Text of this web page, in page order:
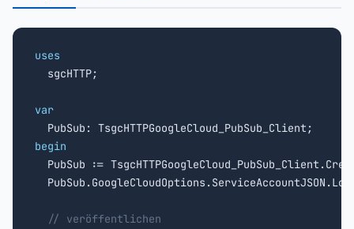
uses
sgcHTTP;
var
begin
PubSub :=
// veröffentlichen